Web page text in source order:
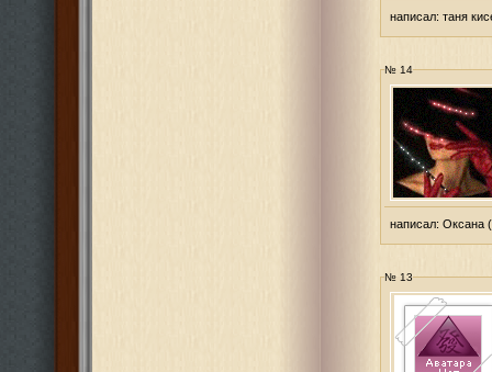
написал: таня
№ 14
написал: Оксана
№ 13